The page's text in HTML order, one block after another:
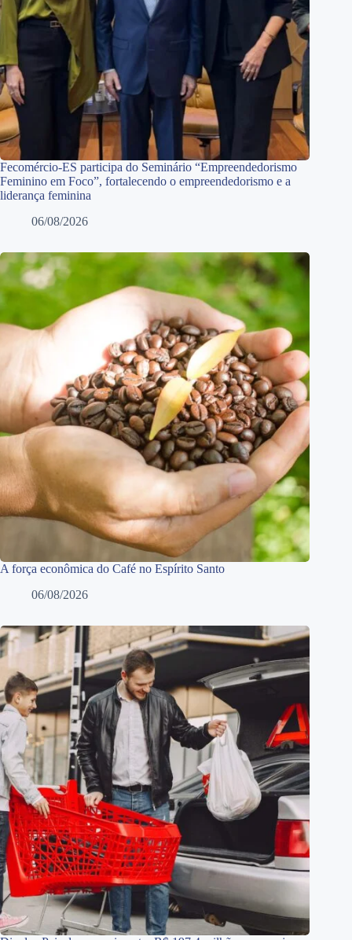
Fecomércio-ES participa do Seminário “Empreendedorismo
Feminino em Foco”, fortalecendo o empreendedorismo e a
liderança feminina
06/08/2026
A força econômica do Café no Espírito Santo
06/08/2026